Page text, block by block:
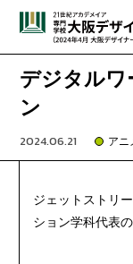
デジタル
ン
2024.06.21 アニ
ジェットストリ
ション学科代表の